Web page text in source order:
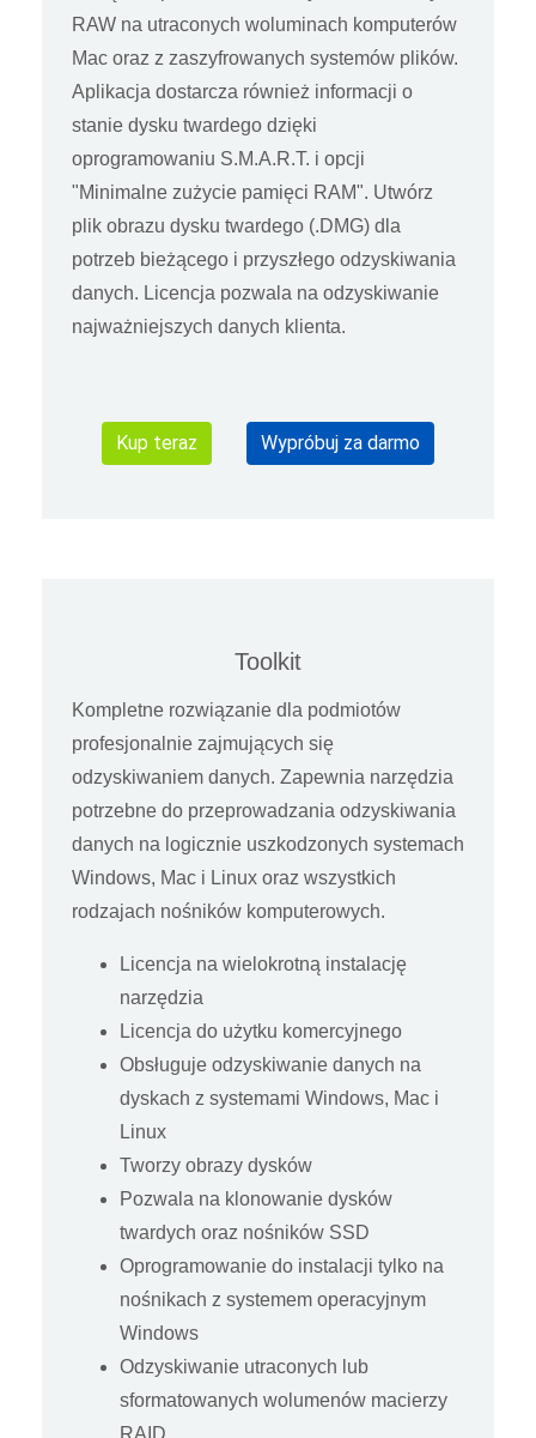
RAW na utraconych woluminach komputerów
Mac oraz z zaszyfrowanych systemów plików.
Aplikacja dostarcza również informacji o
stanie dysku twardego dzięki
oprogramowaniu S.M.A.R.T. i opcji
"Minimalne zużycie pamięci RAM". Utwórz
plik obrazu dysku twardego (.DMG) dla
potrzeb bieżącego i przyszłego odzyskiwania
danych. Licencja pozwala na odzyskiwanie
najważniejszych danych klienta.
Kup teraz Wypróbuj za darmo
Toolkit
Kompletne rozwiązanie dla podmiotów
profesjonalnie zajmujących się
odzyskiwaniem danych. Zapewnia narzędzia
potrzebne do przeprowadzania odzyskiwania
danych na logicznie uszkodzonych systemach
Windows, Mac i Linux oraz wszystkich
rodzajach nośników komputerowych.
Licencja na wielokrotną instalację
narzędzia
Licencja do użytku komercyjnego
Obsługuje odzyskiwanie danych na
dyskach z systemami Windows, Mac i
Linux
Tworzy obrazy dysków
Pozwala na klonowanie dysków
twardych oraz nośników SSD
Oprogramowanie do instalacji tylko na
nośnikach z systemem operacyjnym
Windows
Odzyskiwanie utraconych lub
sformatowanych wolumenów macierzy
RAID